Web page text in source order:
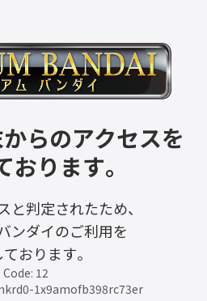
らのアクセスを
おります。
と判定されたため、
ンダイのご利用を
おります。
Code: 12
1x9amofb398rc73er